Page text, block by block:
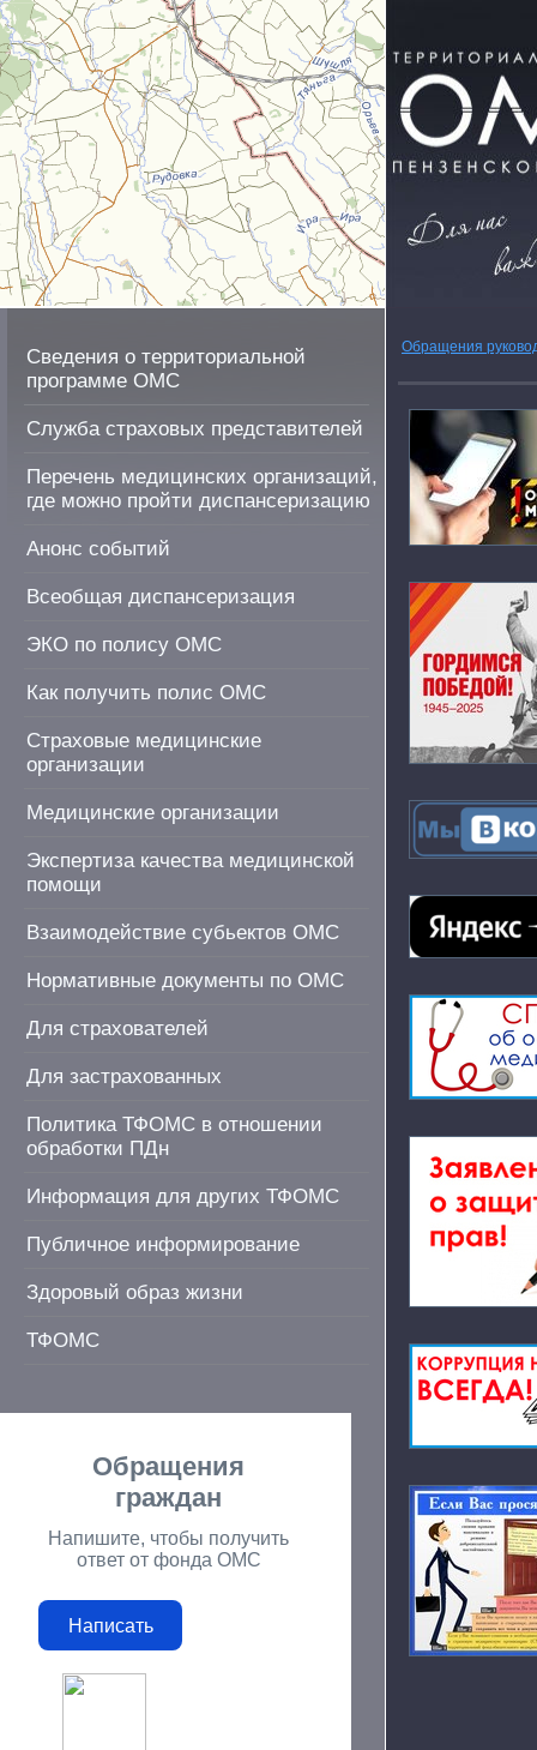
Сведения о территориальной
программе ОМС
Служба страховых представителей
Перечень медицинских организаций,
где можно пройти диспансеризацию
Анонс событий
Всеобщая диспансеризация
ЭКО по полису ОМС
Как получить полис ОМС
Страховые медицинские
организации
Медицинские организации
Экспертиза качества медицинской
помощи
Взаимодействие субьектов ОМС
Нормативные документы по ОМС
Для страхователей
Для застрахованных
Политика ТФОМС в отношении
обработки ПДн
Информация для других ТФОМС
Публичное информирование
Здоровый образ жизни
ТФОМС
Обращения
граждан
Напишите, чтобы получить
ответ от фонда ОМС
Написать
Обращения